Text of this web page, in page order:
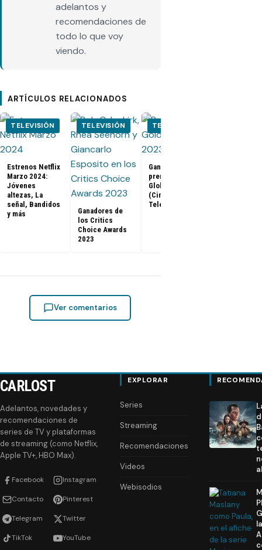
adelantos y
recomendaciones de
todo lo que voy
viendo.
ARTÍCULOS RELACIONADOS
TELEVISIÓN
Estrenos Netflix
Marzo 2024:
Jóvenes
altezas, La
señal, Bandidos
y más
TELEVISIÓN
Ganadores de
los Critics
Choice Awards
2023
TELEVISIÓN
Ganadores
premios Golden
Globes 2023
(Cine y
Televisión)
Ver comentarios
CARLOST
Adelantos, novedades y
recomendaciones de
series de TV y plataformas
de streaming (como Netflix,
Apple TV+, HBO Max).
Facebook Instagram
Contacto Pinterest
Telegram Twitter
TikTok YouTube
EXPLORAR
Series
Streaming
Recomendaciones
Videos
Webisodios